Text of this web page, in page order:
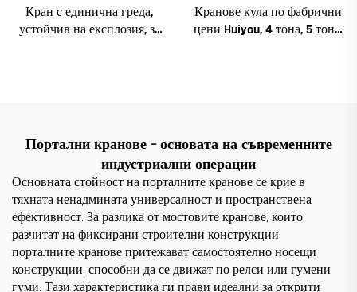
Кран с единична греда,
устойчив на експлозия, за
Кранове кула по фабрични
цени Huiyou, 4 тона, 5 тона,
Портални кранове – основата на съвременните
индустриални операции
Основната стойност на порталните кранове се крие в
тяхната ненадмината универсалност и пространствена
ефективност. За разлика от мостовите кранове, които
разчитат на фиксирани строителни конструкции,
порталните кранове притежават самостоятелно носещи
конструкции, способни да се движат по релси или гумени
гуми. Тази характеристика ги прави идеални за открити